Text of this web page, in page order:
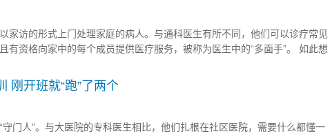
家访的形式上门处理家庭的病人。与通科医生有所不同，他们可以诊疗常见
有资格向家中的每个成员提供医疗服务，被称为医生中的“多面手”。 如此想
是南京市启动的第三次全科医师招聘，去年年底和今年上半年...
刚开班就“跑”了两个
门人”。与大医院的专科医生相比，他们扎根在社区医院，需要什么都懂一